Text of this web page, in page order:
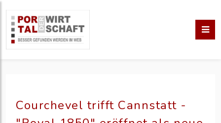
Courchevel trifft Cannstatt -